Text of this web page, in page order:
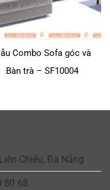
Combo Sofa góc và
Bàn trà – SF10004
Chiểu, Đà Nẵng
80 68